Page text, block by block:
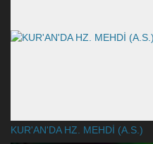
KUR'AN'DA HZ. MEHDİ (A.S.)